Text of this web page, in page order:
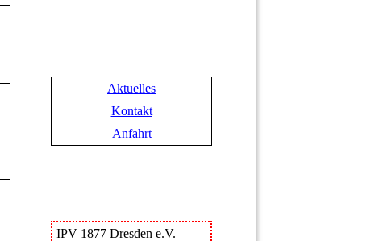
Aktuelles
Kontakt
Anfahrt
IPV 1877 Dresden e.V.